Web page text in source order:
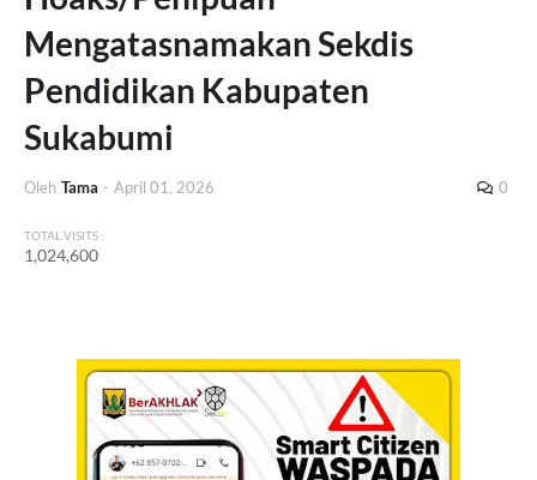
Mengatasnamakan Sekdis
Pendidikan Kabupaten
Sukabumi
Oleh Tama - April 01, 2026 0
TOTAL VISITS :
1,024,600